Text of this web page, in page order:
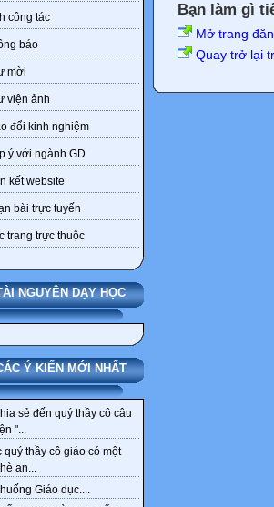
công tác
báo
mời
viện ảnh
đổi kinh nghiệm
ý với ngành GD
kết website
bài trực tuyến
trang trực thuộc
NGUYÊN DẠY HỌC
Ý KIẾN MỚI NHẤT
sẻ đến quý thầy cô câu
"...
quý thầy cô giáo có một
an...
Giáo dục....
Bạn làm gì
Mở trang
Quay trở lại